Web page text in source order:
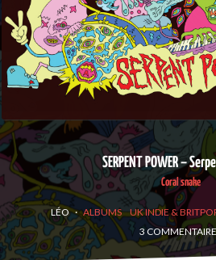
SERPENT POWER –
Coral snake
LÉO · ALBUMS UK INDIE &
3